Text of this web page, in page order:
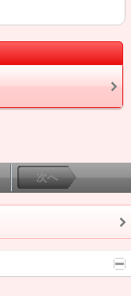
次へ